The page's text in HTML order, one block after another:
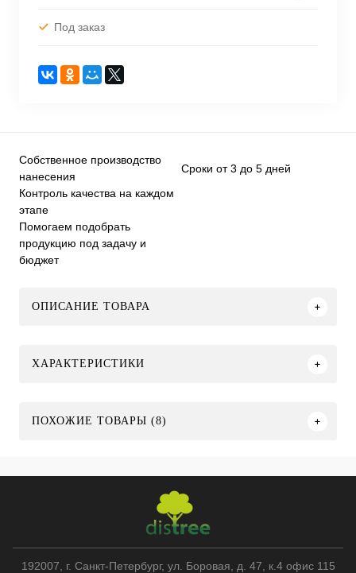
Под заказ
Собственное производство
нанесения
Сроки от 3 до 5 дней
Контроль качества на каждом
этапе
Помогаем подобрать
продукцию под задачу и
бюджет
ОПИСАНИЕ ТОВАРА
ХАРАКТЕРИСТИКИ
ПОХОЖИЕ ТОВАРЫ (8)
192007 , г. Санкт-Петербург, ул. Боровая, д. 47, к.4 офис 115